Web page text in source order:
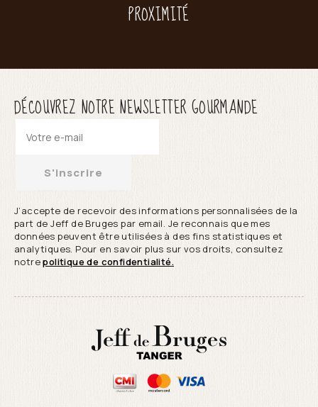
PROXIMITÉ
DÉCOUVREZ NOTRE NEWSLETTER GOURMANDE
S'inscrire
J’accepte de recevoir des informations personnalisées de la
part de Jeff de Bruges par email. Je reconnais que mes
données peuvent être utilisées à des fins statistiques et
analytiques. Pour en savoir plus sur vos droits, consultez
notrepolitique de confidentialité.